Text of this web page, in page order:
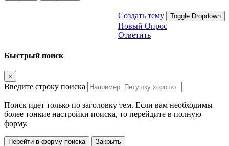
Создать тему Toggle Dropdown
Новый Опрос
Ответить
Быстрый поиск
×
Введите строку поиска
Поиск идет только по заголовку тем. Если вам необходимы
более тонкие настройки поиска, то перейдите в полную
форму.
Перейти в форму поиска Закрыть